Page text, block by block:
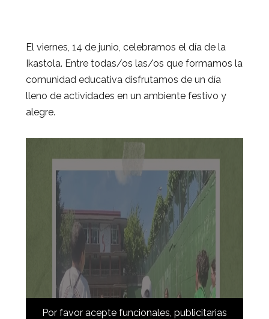
El viernes, 14 de junio, celebramos el día de la
Ikastola. Entre todas/os las/os que formamos la
comunidad educativa disfrutamos de un día
lleno de actividades en un ambiente festivo y
alegre.
Por favor acepte funcionales, publicitarias